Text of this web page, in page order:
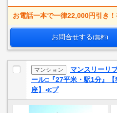
お問合せする(無料)
マンション
マンスリーリ
ール□『27平米・駅1分』
座】≪プ